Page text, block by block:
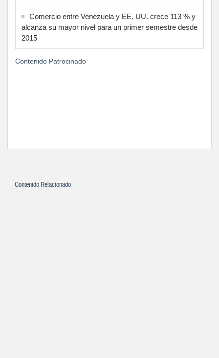
Comercio entre Venezuela y EE. UU. crece 113 % y
alcanza su mayor nivel para un primer semestre desde
2015
Contenido Patrocinado
Contenido Relacionado